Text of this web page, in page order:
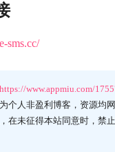
sms.cc/
https://www.appmiu.com/
个人非盈利博客，资源均
在未征得本站同意时，禁